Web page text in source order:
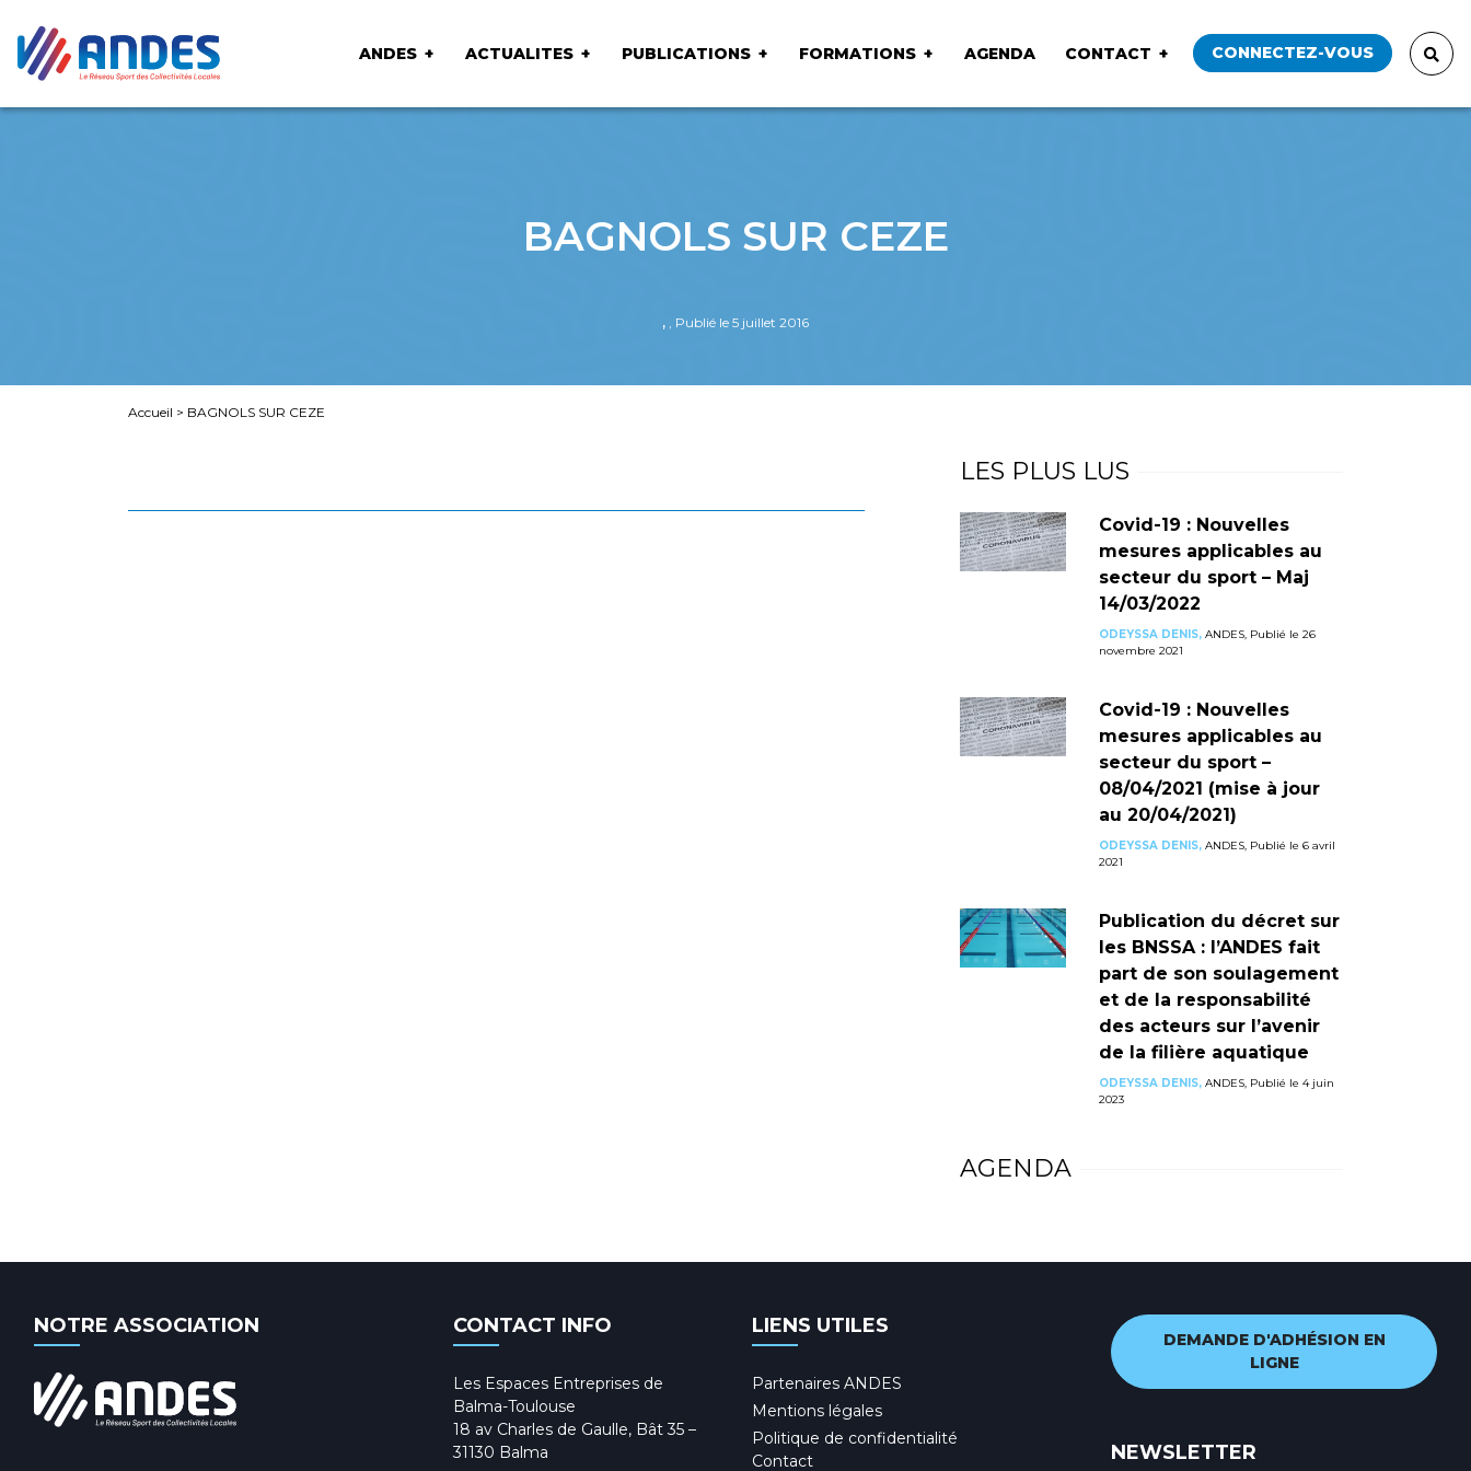
ANDES ACTUALITES PUBLICATIONS FORMATIONS AGENDA CONTACT CONNECTEZ-VOUS
BAGNOLS SUR CEZE
, , Publié le 5 juillet 2016
Accueil > BAGNOLS SUR CEZE
LES PLUS LUS
Covid-19 : Nouvelles
mesures applicables au
secteur du sport – Maj
14/03/2022
ODEYSSA DENIS,ANDES, Publié le 26
novembre 2021
Covid-19 : Nouvelles
mesures applicables au
secteur du sport –
08/04/2021 (mise à jour
au 20/04/2021)
ODEYSSA DENIS,ANDES, Publié le 6 avril
2021
Publication du décret sur
les BNSSA : l’ANDES fait
part de son soulagement
et de la responsabilité
des acteurs sur l’avenir
de la filière aquatique
ODEYSSA DENIS,ANDES, Publié le 4 juin
2023
AGENDA
NOTRE ASSOCIATION CONTACT INFO
Les Espaces Entreprises de
Balma-Toulouse
18 av Charles de Gaulle, Bât 35 –
31130 Balma
LIENS UTILES
Partenaires ANDES
Mentions légales
Politique de confidentialité
Contact
DEMANDE D'ADHÉSION EN
LIGNE
NEWSLETTER